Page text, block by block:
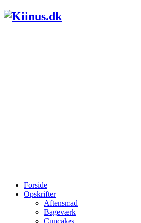
Forside
Opskrifter
Aftensmad
Bageværk
Cupcakes